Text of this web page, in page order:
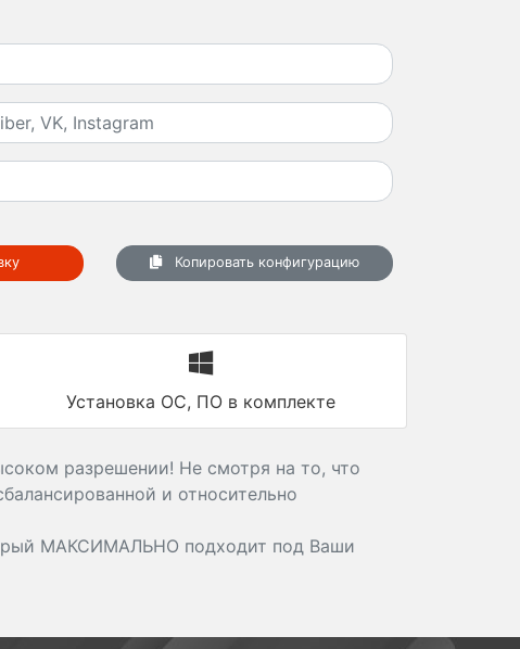
Копировать конфигурацию
Установка ОС, ПО в комплекте
разрешении! Не смотря на то, что
и относительно
МАКСИМАЛЬНО подходит под Ваши